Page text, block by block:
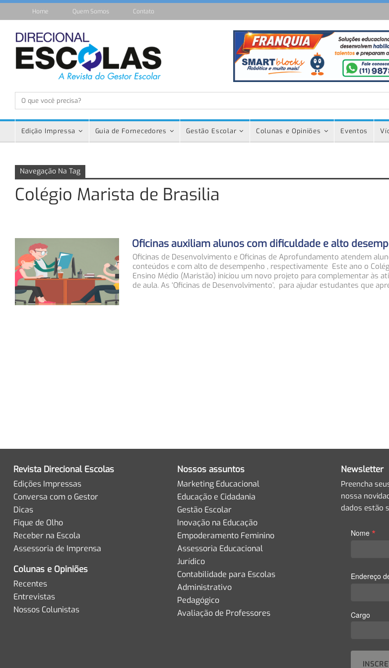
Home Quem Somos Contato
Edição Impressa Guia de Fornecedores Gestão Escolar Colunas e Opiniões Eventos
Navegação Na Tag
Colégio Marista de Brasilia
Oficinas auxiliam alunos com dificuldade e alto
Oficinas de Desenvolvimento e Oficinas de Aprofundamento atendem
conteúdos e com alto de desempenho , respectivamente Este ano o
Ensino Médio (Maristão) iniciou um novo projeto para complementar às
de aula. As ‘Oficinas de Desenvolvimento’, para ajudar estudantes que
Revista Direcional Escolas
Edições Impressas
Conversa com o Gestor
Dicas
Fique de Olho
Receber na Escola
Assessoria de Imprensa
Colunas e Opiniões
Recentes
Entrevistas
Nossos Colunistas
Nossos assuntos
Marketing Educacional
Educação e Cidadania
Gestão Escolar
Inovação na Educação
Empoderamento Feminino
Assessoria Educacional
Jurídico
Contabilidade para Escolas
Administrativo
Pedagógico
Avaliação de Professores
Newsletter
Preencha
nossa
dados estão
Nome *
Endereço
Cargo